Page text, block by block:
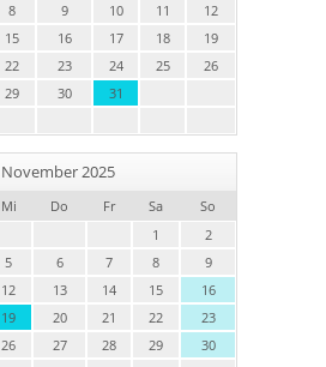
8 9 10 11
12
15 16 17 18
19
22 23 24 25
26
29 30 31
November 2025
Mi Do Fr Sa
So
1
2
5 6 7 8
9
12 13 14 15
16
19 20 21 22
23
26 27 28 29 30